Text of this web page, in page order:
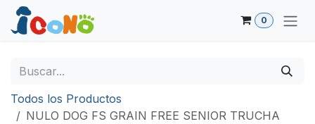
Ir al contenido
0
Todos los Productos
NULO DOG FS GRAIN FREE SENIOR TRUCHA